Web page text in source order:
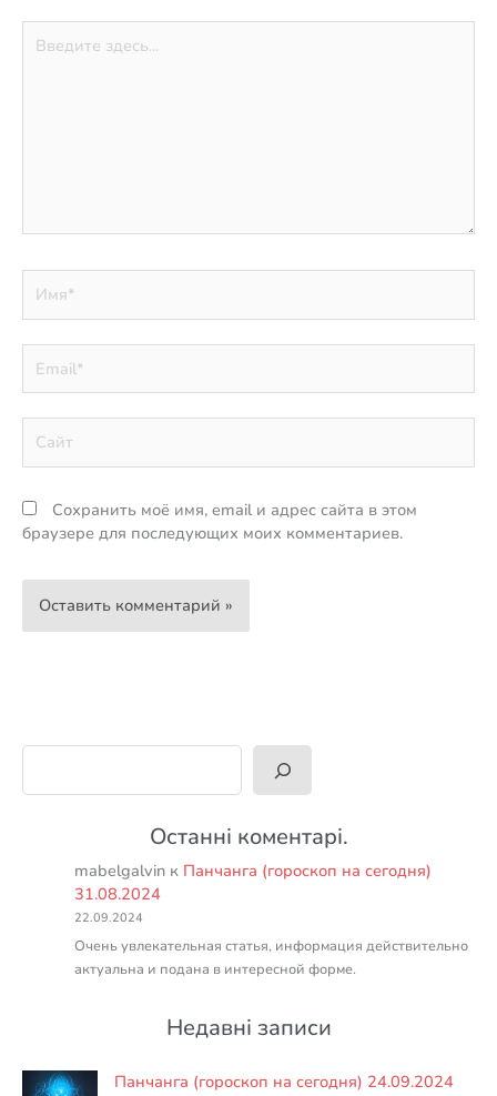
здесь...
Сохранить моё имя, email и адрес сайта в этом
браузере для последующих моих комментариев.
Останні коментарі.
mabelgalvin к Панчанга (гороскоп на сегодня)
31.08.2024
22.09.2024
Очень увлекательная статья, информация действительно
актуальна и подана в интересной форме.
Недавні записи
Панчанга (гороскоп на сегодня) 24.09.2024